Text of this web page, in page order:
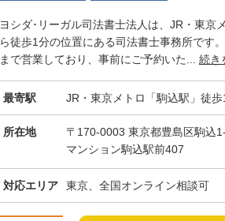
ヨシダ･リーガル司法書士法人は、JR・東京
ら徒歩1分の位置にある司法書士事務所です
まで営業しており、事前にご予約いた... 続き
最寄駅 JR・東京メトロ「駒込駅」徒歩
所在地
〒170-0003 東京都豊島区駒込
マンション駒込駅前407
対応エリア 東京、全国オンライン相談可